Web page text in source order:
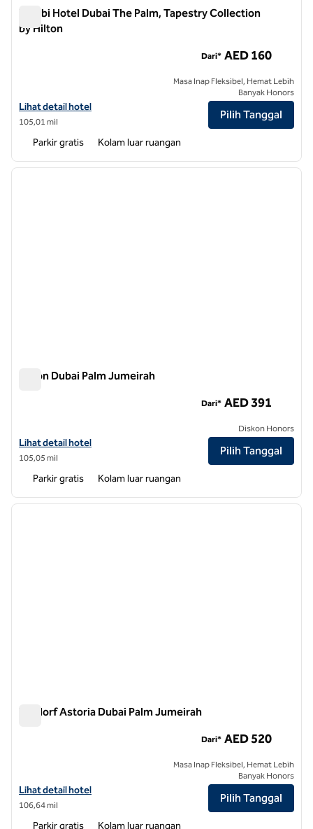
Tumbi Hotel Dubai The Palm, Tapestry Collection
by Hilton
Lihat detail hotel untuk Tumbi Hotel Dubai The Palm, Tapestry
Lihat detail hotel
105,01 mil
Dari* AED 160
Masa Inap Fleksibel, Hemat Lebih
Banyak Honors
Pilih Tanggal
Parkir gratis Kolam luar ruangan
1 dari 12
Hilton Dubai Palm Jumeirah
Lihat detail hotel untuk Hilton Dubai Palm Jumeirah
Lihat detail hotel
105,05 mil
Dari* AED 391
Diskon Honors
Pilih Tanggal
Parkir gratis Kolam luar ruangan
1 dari 9
Waldorf Astoria Dubai Palm Jumeirah
Lihat perincian hotel untuk Waldorf Astoria Dubai Palm Jumeirah
Lihat detail hotel
106,64 mil
Dari* AED 520
Masa Inap Fleksibel, Hemat Lebih
Banyak Honors
Pilih Tanggal
Parkir gratis Kolam luar ruangan